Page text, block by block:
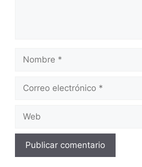
Nombre
Correo
Web